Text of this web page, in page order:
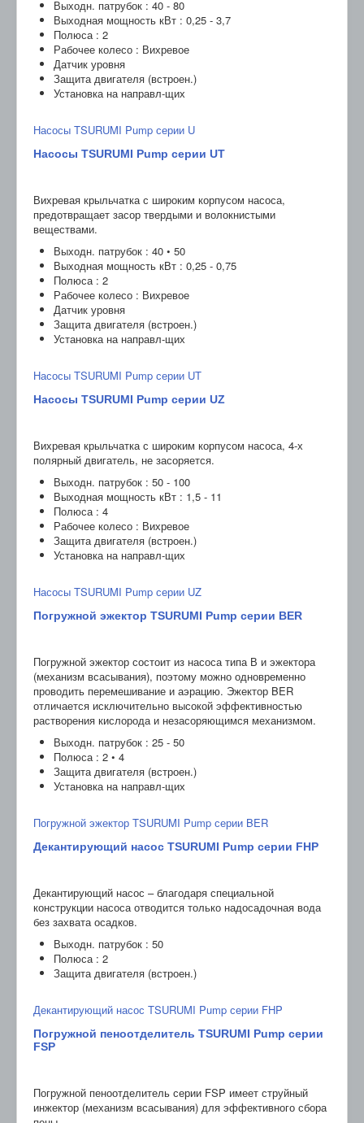
Выходн. патрубок : 40 - 80
Выходная мощность кВт : 0,25 - 3,7
Полюса : 2
Рабочее колесо : Вихревое
Датчик уровня
Защита двигателя (встроен.)
Установка на направл-щих
Насосы TSURUMI Pump серии U
Насосы TSURUMI Pump серии UT
Вихревая крыльчатка с широким корпусом насоса,
предотвращает засор твердыми и волокнистыми
веществами.
Выходн. патрубок : 40 • 50
Выходная мощность кВт : 0,25 - 0,75
Полюса : 2
Рабочее колесо : Вихревое
Датчик уровня
Защита двигателя (встроен.)
Установка на направл-щих
Насосы TSURUMI Pump серии UT
Насосы TSURUMI Pump серии UZ
Вихревая крыльчатка с широким корпусом насоса, 4-х
полярный двигатель, не засоряется.
Выходн. патрубок : 50 - 100
Выходная мощность кВт : 1,5 - 11
Полюса : 4
Рабочее колесо : Вихревое
Защита двигателя (встроен.)
Установка на направл-щих
Насосы TSURUMI Pump серии UZ
Погружной эжектор TSURUMI Pump серии BER
Погружной эжектор состоит из насоса типа В и эжектора
(механизм всасывания), поэтому можно одновременно
проводить перемешивание и аэрацию. Эжектор BER
отличается исключительно высокой эффективностью
растворения кислорода и незасоряющимся механизмом.
Выходн. патрубок : 25 - 50
Полюса : 2 • 4
Защита двигателя (встроен.)
Установка на направл-щих
Погружной эжектор TSURUMI Pump серии BER
Декантирующий насос TSURUMI Pump серии FHP
Декантирующий насос – благодаря специальной
конструкции насоса отводится только надосадочная вода
без захвата осадков.
Выходн. патрубок : 50
Полюса : 2
Защита двигателя (встроен.)
Декантирующий насос TSURUMI Pump серии FHP
Погружной пеноотделитель TSURUMI Pump серии
FSP
Погружной пеноотделитель серии FSP имеет струйный
инжектор (механизм всасывания) для эффективного сбора